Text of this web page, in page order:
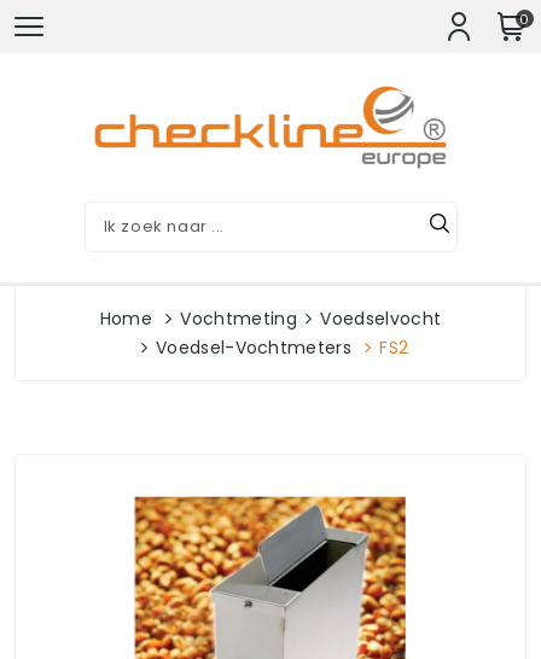
0
Home Vochtmeting
Voedselvocht
Voedsel-Vochtmeters
FS2